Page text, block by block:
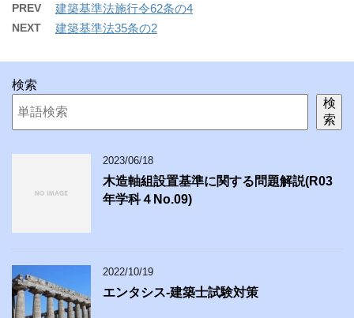
PREV 建築基準法施行令62条の4
NEXT 建築基準法35条の2
検索
検
索
2023/06/18
木造軸組設置基準に関する問題解説(R03
年学科４No.09)
2022/10/19
エンタシス-建築士試験対策